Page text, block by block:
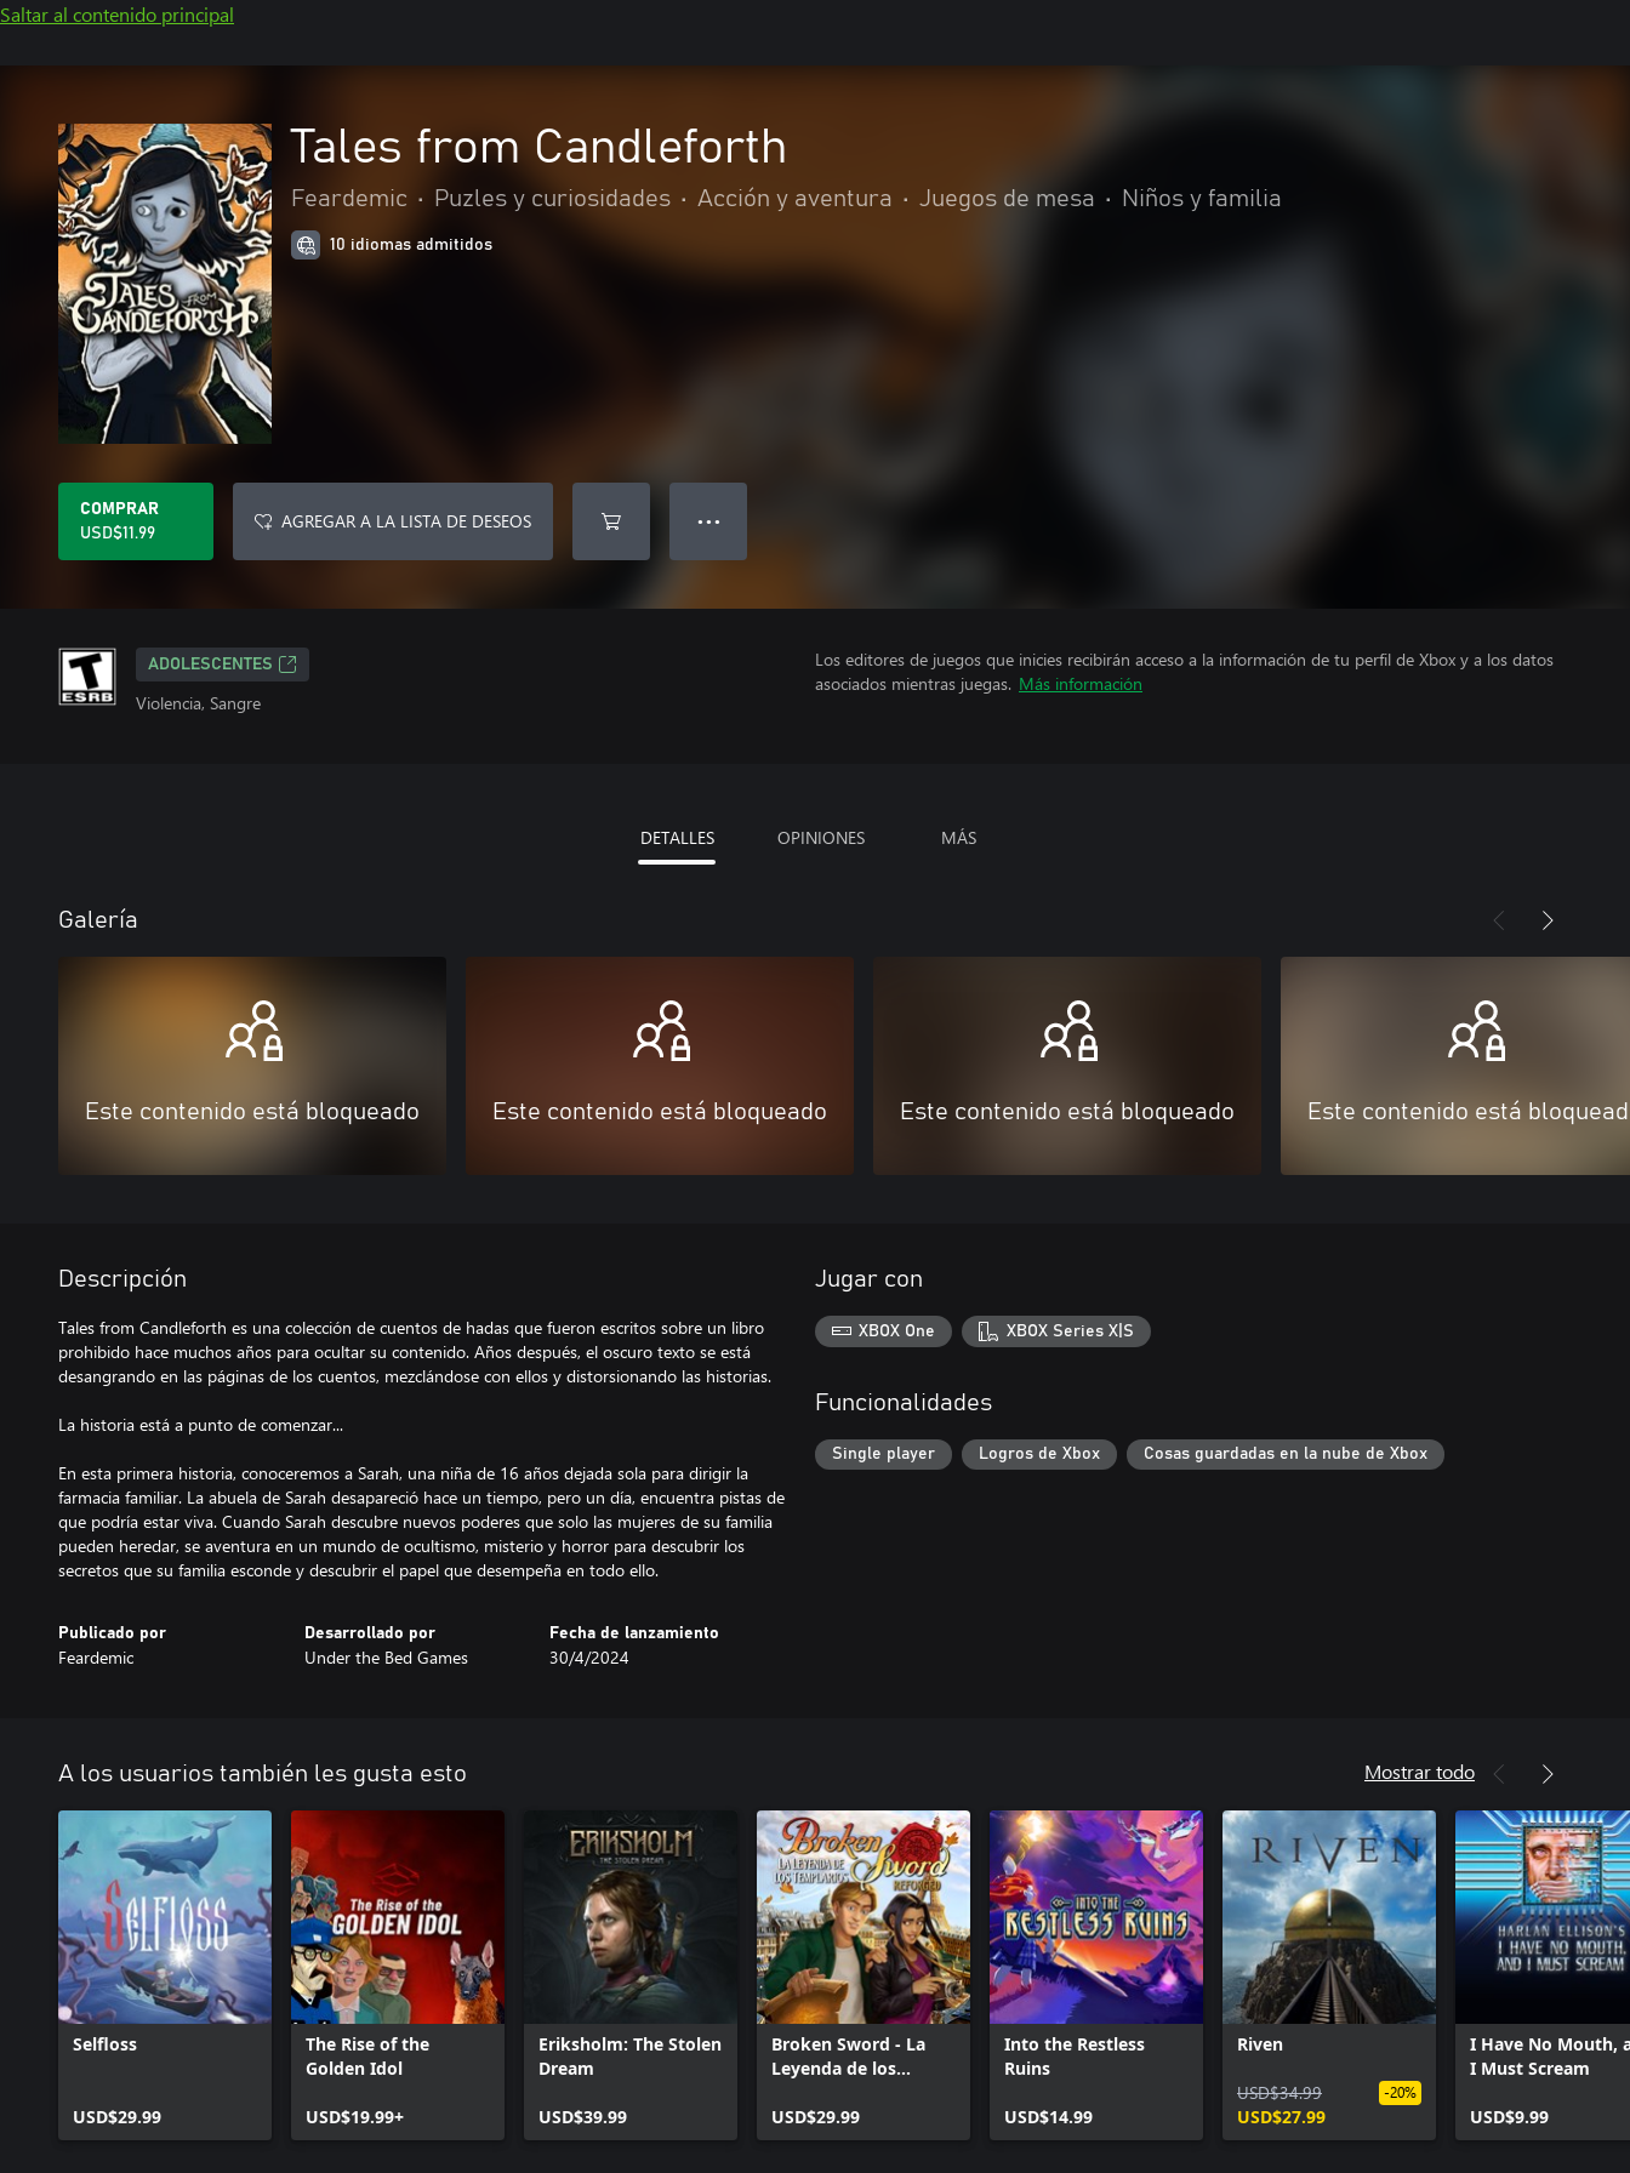
Saltar al contenido principal
Tales from Candleforth
Feardemic • Puzles y curiosidades • Acción y aventura • Juegos de mesa • Niños y familia
10 idiomas admitidos
COMPRAR
USD$11.99
AGREGAR A LA LISTA DE DESEOS ● ● ●
ADOLESCENTES
Violencia, Sangre
Los editores de juegos que inicies recibirán acceso a la información de tu perfil de Xbox y a los datos
asociados mientras juegas. Más información
DETALLES OPINIONES MÁS
Galería
Este contenido está bloqueado Este contenido está bloqueado Este contenido está bloqueado Este contenido está
Descripción
Tales from Candleforth es una colección de cuentos de hadas que fueron escritos sobre un libro
prohibido hace muchos años para ocultar su contenido. Años después, el oscuro texto se está
desangrando en las páginas de los cuentos, mezclándose con ellos y distorsionando las historias.
La historia está a punto de comenzar...
En esta primera historia, conoceremos a Sarah, una niña de 16 años dejada sola para dirigir la
farmacia familiar. La abuela de Sarah desapareció hace un tiempo, pero un día, encuentra pistas de
que podría estar viva. Cuando Sarah descubre nuevos poderes que solo las mujeres de su familia
pueden heredar, se aventura en un mundo de ocultismo, misterio y horror para descubrir los
secretos que su familia esconde y descubrir el papel que desempeña en todo ello.
Publicado por
Feardemic
Desarrollado por
Under the Bed Games
Fecha de lanzamiento
30/4/2024
Jugar con
XBOX One XBOX Series X|S
Funcionalidades
Single player Logros de Xbox Cosas guardadas en la nube de Xbox
A los usuarios también les gusta esto Mostrar todo
Selfloss
USD$29.99
The Rise of the
Golden Idol
USD$19.99+
Eriksholm: The Stolen
Dream
USD$39.99
Broken Sword - La
Leyenda de los
USD$29.99
Into the Restless
Ruins
USD$14.99
Riven
USD$34.99
USD$27.99
-20%
I Have No Mouth,
I Must Scream
USD$9.99